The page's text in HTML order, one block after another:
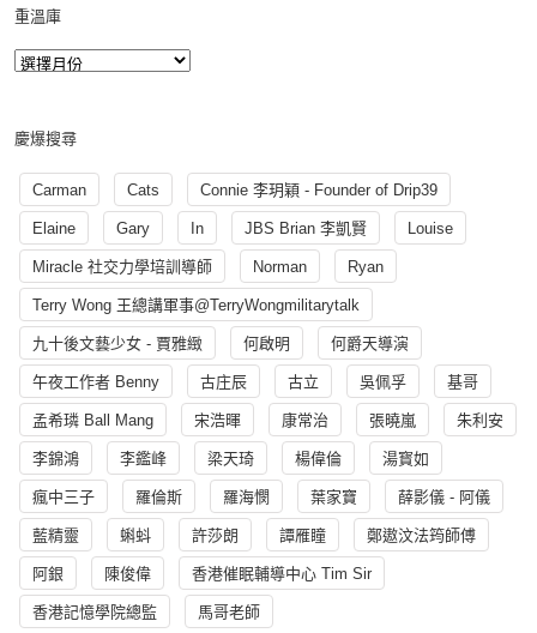
重溫庫
慶爆搜尋
Carman Cats Connie 李玥穎 - Founder of Drip39
Elaine Gary In JBS Brian 李凱賢 Louise
Miracle 社交力學培訓導師 Norman Ryan
Terry Wong 王總講軍事@TerryWongmilitarytalk
九十後文藝少女 - 賈雅緻 何啟明 何爵天導演
午夜工作者 Benny 古庄辰 古立 吳佩孚 基哥
孟希璘 Ball Mang 宋浩暉 康常治 張曉嵐 朱利安
李錦鴻 李鑑峰 梁天琦 楊偉倫 湯寳如
瘋中三子 羅倫斯 羅海憫 葉家寶 薛影儀 - 阿儀
藍精靈 蝌蚪 許莎朗 譚雁瞳 鄭遨汶法筠師傅
阿銀 陳俊偉 香港催眠輔導中心 Tim Sir
香港記憶學院總監 馬哥老師